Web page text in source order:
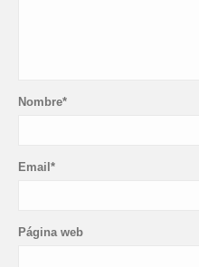
Nombre*
Email*
Página web